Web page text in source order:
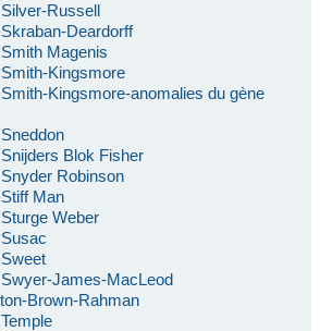
Russell
Deardorff
Magenis
Kingsmore
Kingsmore-anomalies du gène
Blok Fisher
Robinson
Man
Weber
James-MacLeod
Brown-Rahman